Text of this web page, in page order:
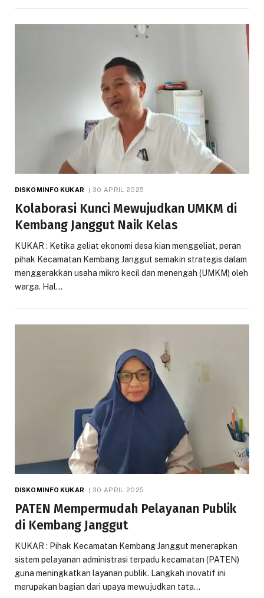
DISKOMINFO KUKAR 30 APRIL 2025
Kolaborasi Kunci Mewujudkan UMKM di
Kembang Janggut Naik Kelas
KUKAR : Ketika geliat ekonomi desa kian menggeliat, peran
pihak Kecamatan Kembang Janggut semakin strategis dalam
menggerakkan usaha mikro kecil dan menengah (UMKM) oleh
warga. Hal…
DISKOMINFO KUKAR 30 APRIL 2025
PATEN Mempermudah Pelayanan Publik
di Kembang Janggut
KUKAR : Pihak Kecamatan Kembang Janggut menerapkan
sistem pelayanan administrasi terpadu kecamatan (PATEN)
guna meningkatkan layanan publik. Langkah inovatif ini
merupakan bagian dari upaya mewujudkan tata…